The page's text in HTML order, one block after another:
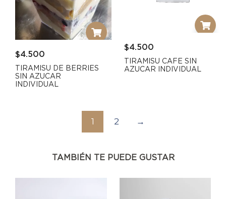
$4.500
TIRAMISU DE BERRIES
SIN AZUCAR
INDIVIDUAL
$4.500
TIRAMISU CAFE SIN
AZUCAR INDIVIDUAL
1 2 →
TAMBIÉN TE PUEDE GUSTAR